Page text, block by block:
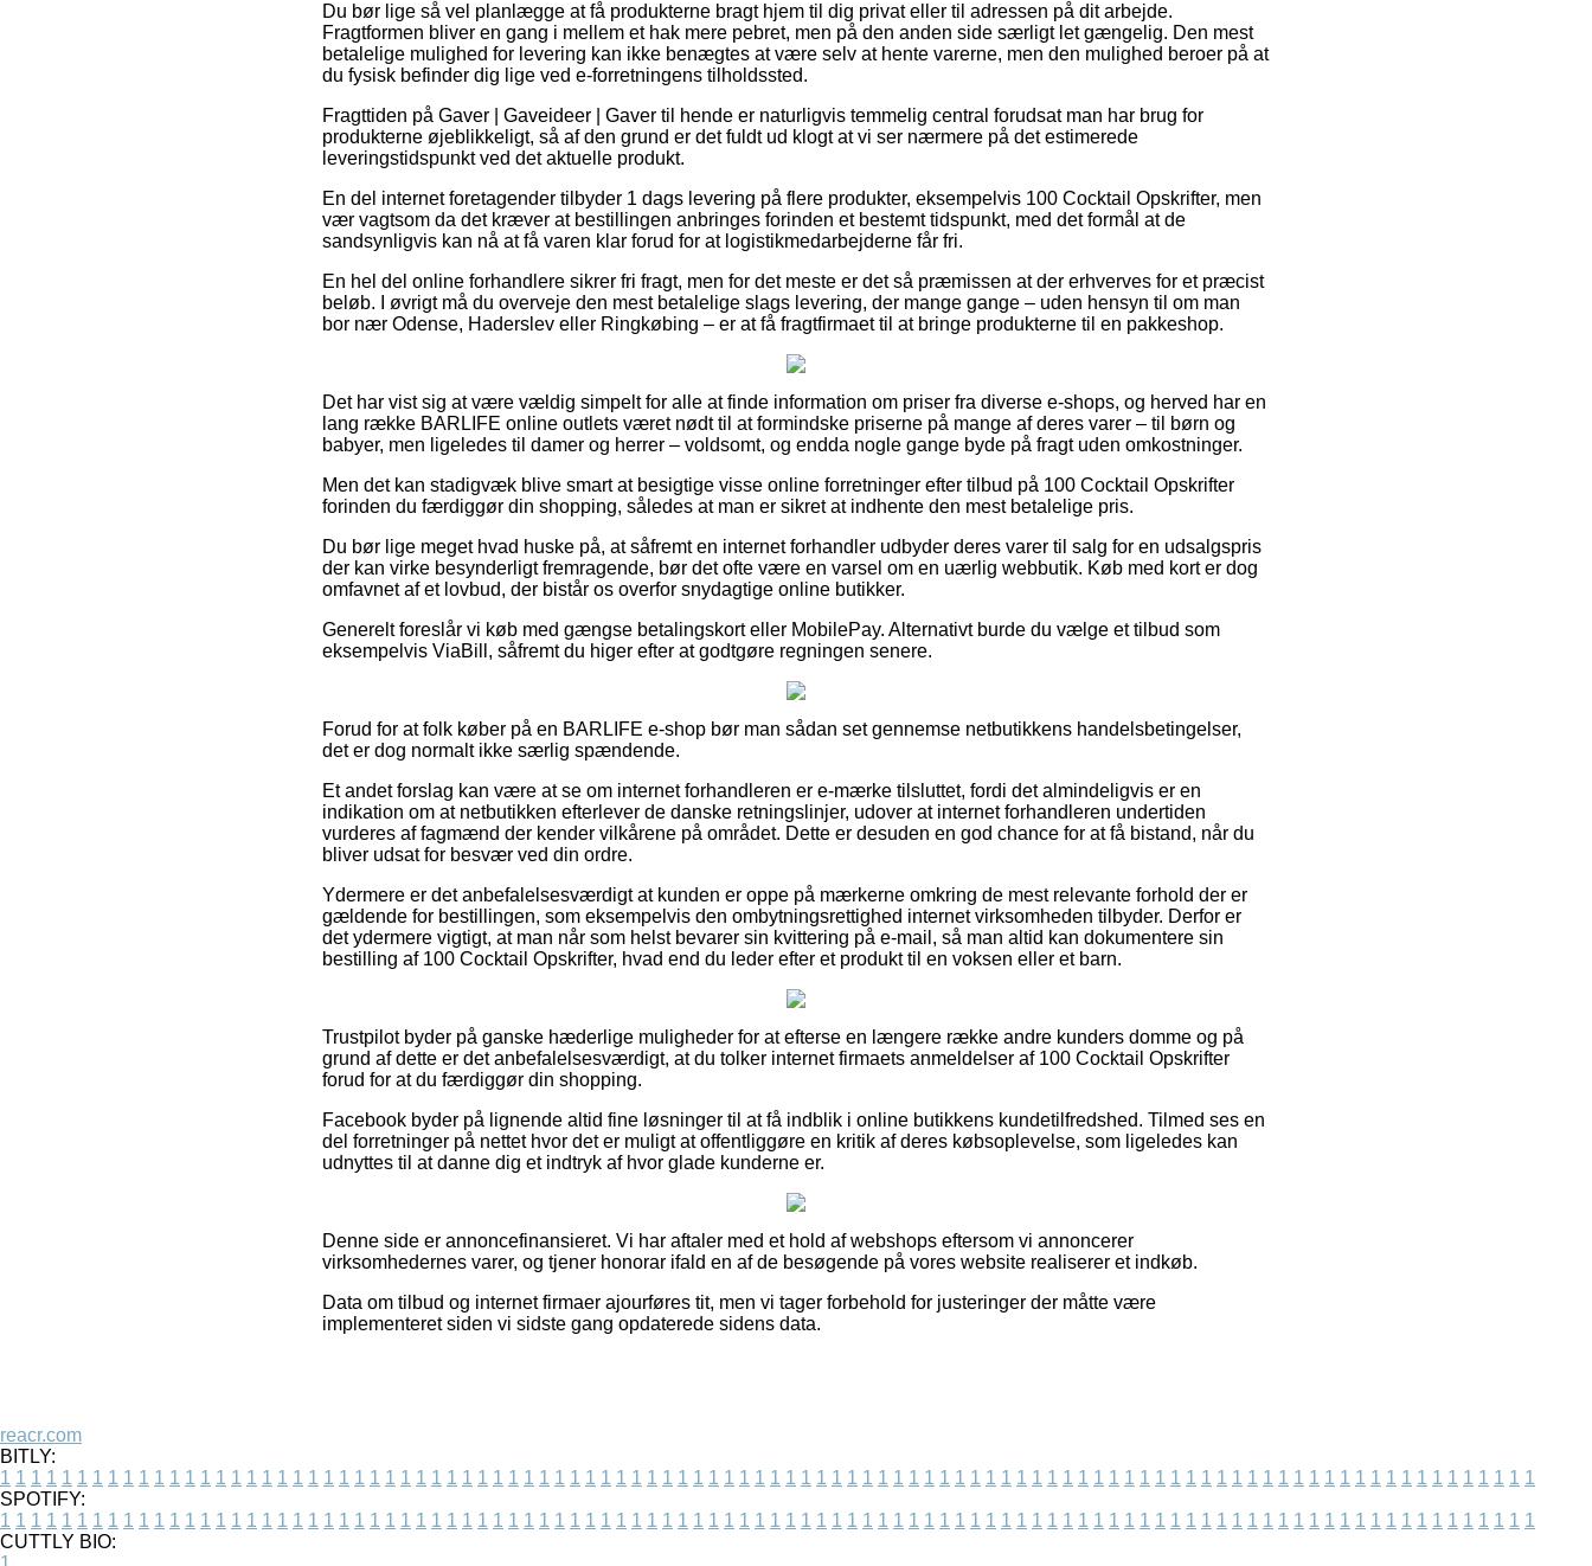
Du bør lige så vel planlægge at få produkterne bragt hjem til dig privat eller til adressen på dit arbejde.
Fragtformen bliver en gang i mellem et hak mere pebret, men på den anden side særligt let gængelig. Den mest
betalelige mulighed for levering kan ikke benægtes at være selv at hente varerne, men den mulighed beroer på at
du fysisk befinder dig lige ved e-forretningens tilholdssted.
Fragttiden på Gaver | Gaveideer | Gaver til hende er naturligvis temmelig central forudsat man har brug for
produkterne øjeblikkeligt, så af den grund er det fuldt ud klogt at vi ser nærmere på det estimerede
leveringstidspunkt ved det aktuelle produkt.
En del internet foretagender tilbyder 1 dags levering på flere produkter, eksempelvis 100 Cocktail Opskrifter, men
vær vagtsom da det kræver at bestillingen anbringes forinden et bestemt tidspunkt, med det formål at de
sandsynligvis kan nå at få varen klar forud for at logistikmedarbejderne får fri.
En hel del online forhandlere sikrer fri fragt, men for det meste er det så præmissen at der erhverves for et præcist
beløb. I øvrigt må du overveje den mest betalelige slags levering, der mange gange – uden hensyn til om man
bor nær Odense, Haderslev eller Ringkøbing – er at få fragtfirmaet til at bringe produkterne til en pakkeshop.
Det har vist sig at være vældig simpelt for alle at finde information om priser fra diverse e-shops, og herved har en
lang række BARLIFE online outlets været nødt til at formindske priserne på mange af deres varer – til børn og
babyer, men ligeledes til damer og herrer – voldsomt, og endda nogle gange byde på fragt uden omkostninger.
Men det kan stadigvæk blive smart at besigtige visse online forretninger efter tilbud på 100 Cocktail Opskrifter
forinden du færdiggør din shopping, således at man er sikret at indhente den mest betalelige pris.
Du bør lige meget hvad huske på, at såfremt en internet forhandler udbyder deres varer til salg for en udsalgspris
der kan virke besynderligt fremragende, bør det ofte være en varsel om en uærlig webbutik. Køb med kort er dog
omfavnet af et lovbud, der bistår os overfor snydagtige online butikker.
Generelt foreslår vi køb med gængse betalingskort eller MobilePay. Alternativt burde du vælge et tilbud som
eksempelvis ViaBill, såfremt du higer efter at godtgøre regningen senere.
Forud for at folk køber på en BARLIFE e-shop bør man sådan set gennemse netbutikkens handelsbetingelser,
det er dog normalt ikke særlig spændende.
Et andet forslag kan være at se om internet forhandleren er e-mærke tilsluttet, fordi det almindeligvis er en
indikation om at netbutikken efterlever de danske retningslinjer, udover at internet forhandleren undertiden
vurderes af fagmænd der kender vilkårene på området. Dette er desuden en god chance for at få bistand, når du
bliver udsat for besvær ved din ordre.
Ydermere er det anbefalelsesværdigt at kunden er oppe på mærkerne omkring de mest relevante forhold der er
gældende for bestillingen, som eksempelvis den ombytningsrettighed internet virksomheden tilbyder. Derfor er
det ydermere vigtigt, at man når som helst bevarer sin kvittering på e-mail, så man altid kan dokumentere sin
bestilling af 100 Cocktail Opskrifter, hvad end du leder efter et produkt til en voksen eller et barn.
Trustpilot byder på ganske hæderlige muligheder for at efterse en længere række andre kunders domme og på
grund af dette er det anbefalelsesværdigt, at du tolker internet firmaets anmeldelser af 100 Cocktail Opskrifter
forud for at du færdiggør din shopping.
Facebook byder på lignende altid fine løsninger til at få indblik i online butikkens kundetilfredshed. Tilmed ses en
del forretninger på nettet hvor det er muligt at offentliggøre en kritik af deres købsoplevelse, som ligeledes kan
udnyttes til at danne dig et indtryk af hvor glade kunderne er.
Denne side er annoncefinansieret. Vi har aftaler med et hold af webshops eftersom vi annoncerer
virksomhedernes varer, og tjener honorar ifald en af de besøgende på vores website realiserer et indkøb.
Data om tilbud og internet firmaer ajourføres tit, men vi tager forbehold for justeringer der måtte være
implementeret siden vi sidste gang opdaterede sidens data.
reacr.com
BITLY:
1 1 1 1 1 1 1 1 1 1 1 1 1 1 1 1 1 1 1 1 1 1 1 1 1 1 1 1 1 1 1 1 1 1 1 1 1 1 1 1 1 1 1 1 1 1 1 1 1 1 1 1 1 1 1 1 1 1 1 1 1 1 1 1 1 1 1 1 1 1 1 1 1 1 1 1 1 1 1 1 1 1 1 1 1 1 1 1 1 1 1 1 1 1 1 1 1 1 1 1
SPOTIFY:
1 1 1 1 1 1 1 1 1 1 1 1 1 1 1 1 1 1 1 1 1 1 1 1 1 1 1 1 1 1 1 1 1 1 1 1 1 1 1 1 1 1 1 1 1 1 1 1 1 1 1 1 1 1 1 1 1 1 1 1 1 1 1 1 1 1 1 1 1 1 1 1 1 1 1 1 1 1 1 1 1 1 1 1 1 1 1 1 1 1 1 1 1 1 1 1 1 1 1 1
CUTTLY BIO: